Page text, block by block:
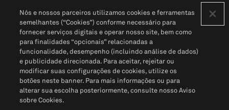
Política de PrivacidadePortal de privacidade do cliente (em inglês)
Não Venda Minhas Informações Pessoais© 2026 S&P Global
Nós e nossos parceiros utilizamos cookies e ferramentas
semelhantes (“Cookies”) conforme necessário para
fornecer serviços digitais e operar nosso site, bem como
para finalidades “opcionais” relacionadas a
funcionalidade, desempenho (incluindo análise de dados)
e publicidade direcionada. Para aceitar, rejeitar ou
modificar suas configurações de cookies, utilize os
botões neste banner. Para mais informações ou para
alterar sua escolha posteriormente, consulte nosso Aviso
sobre Cookies.